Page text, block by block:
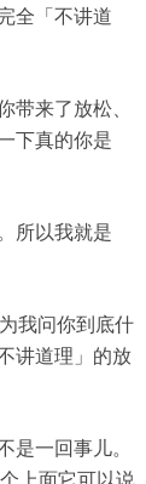
全「不讲道
来了放松、
下真的你是
所以我就是
我问你到底什
讲道理」的放
一回事儿。
上面它可以说